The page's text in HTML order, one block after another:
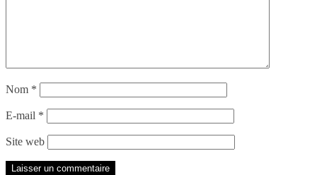
Nom *
E-mail *
Site web